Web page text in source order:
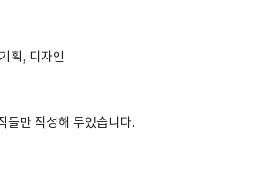
획, 디자인
들만 작성해 두었습니다.